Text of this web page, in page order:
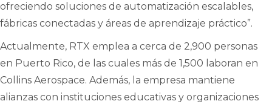
ofreciendo soluciones de automatización escalables,
fábricas conectadas y áreas de aprendizaje práctico”.
Actualmente, RTX emplea a cerca de 2,900 personas
en Puerto Rico, de las cuales más de 1,500 laboran en
Collins Aerospace. Además, la empresa mantiene
alianzas con instituciones educativas y organizaciones